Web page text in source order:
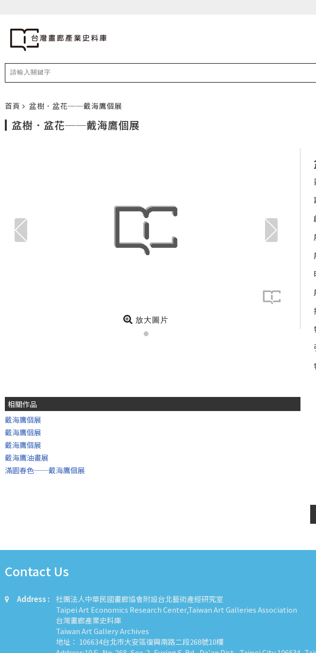
首頁 盆樹．盆花──戴海鷹個展
盆樹．盆花──戴海鷹個展
放大圖片
相關作品
戴海鷹個展
戴海鷹個展
戴海鷹個展
戴海鷹油畫展
滿園春色──戴海鷹個展
Contact Us
Address :
社團法人中華民國畫廊協會附設台北藝術產經研究室
Taipei Art Economics Research Center,Taiwan Art Galleries Association
台灣畫廊產業史料庫
Taiwan Art Gallery Archives
地址： 106634台北市大安區復興南路二段268號10樓